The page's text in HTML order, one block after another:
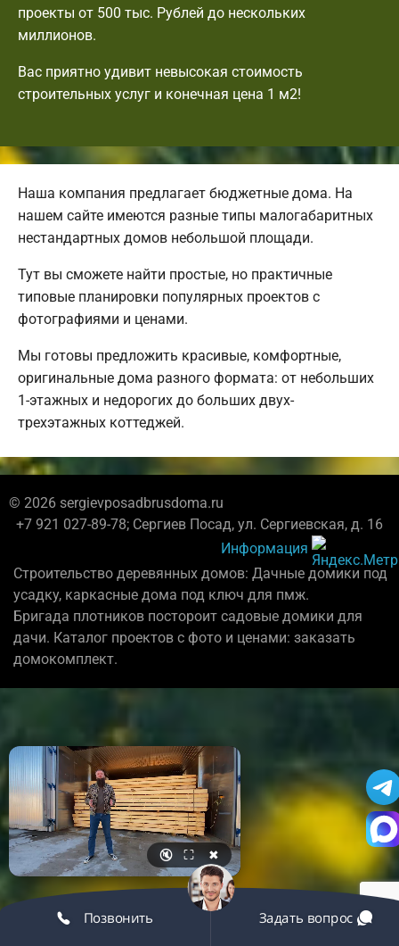
проекты от 500 тыс. Рублей до нескольких
миллионов.
Вас приятно удивит невысокая стоимость
строительных услуг и конечная цена 1 м2!
Наша компания предлагает бюджетные дома. На
нашем сайте имеются разные типы малогабаритных
нестандартных домов небольшой площади.
Тут вы сможете найти простые, но практичные
типовые планировки популярных проектов с
фотографиями и ценами.
Мы готовы предложить красивые, комфортные,
оригинальные дома разного формата: от небольших
1-этажных и недорогих до больших двух-
трехэтажных коттеджей.
© 2026 sergievposadbrusdoma.ru
+7 921 027-89-78; Сергиев Посад, ул. Сергиевская, д. 16
Информация
Строительство деревянных домов: Дачные домики под
усадку, каркасные дома под ключ для пмж.
Бригада плотников постороит садовые домики для
дачи. Каталог проектов с фото и ценами: заказать
домокомплект.
🔇 ⛶ ✖
Позвонить Задать вопрос